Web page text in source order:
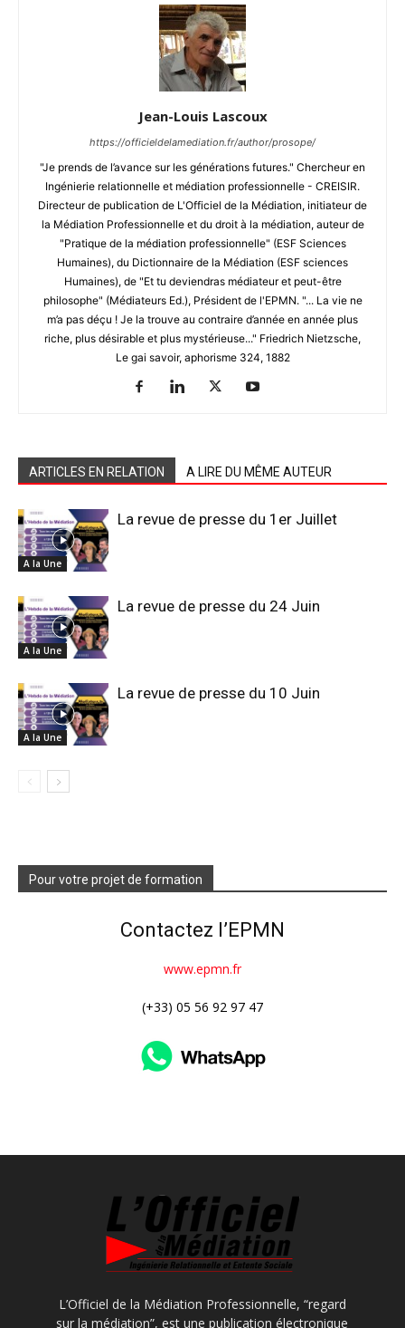
Jean-Louis Lascoux
https://officieldelamediation.fr/author/prosope/
"Je prends de l’avance sur les générations futures." Chercheur en
Ingénierie relationnelle et médiation professionnelle - CREISIR.
Directeur de publication de L'Officiel de la Médiation, initiateur de
la Médiation Professionnelle et du droit à la médiation, auteur de
"Pratique de la médiation professionnelle" (ESF Sciences
Humaines), du Dictionnaire de la Médiation (ESF sciences
Humaines), de "Et tu deviendras médiateur et peut-être
philosophe" (Médiateurs Ed.), Président de l'EPMN. "... La vie ne
m’a pas déçu ! Je la trouve au contraire d’année en année plus
riche, plus désirable et plus mystérieuse..." Friedrich Nietzsche,
Le gai savoir, aphorisme 324, 1882
ARTICLES EN RELATION A LIRE DU MÊME AUTEUR
A la Une
La revue de presse du 1er Juillet
A la Une
La revue de presse du 24 Juin
A la Une
La revue de presse du 10 Juin
Pour votre projet de formation
Contactez l’EPMN
www.epmn.fr
(+33) 05 56 92 97 47
L’Officiel de la Médiation Professionnelle, “regard
sur la médiation”, est une publication électronique